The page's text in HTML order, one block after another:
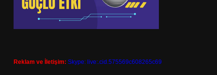
Reklam ve İletişim: Skype: live:.cid.575569c608265c69